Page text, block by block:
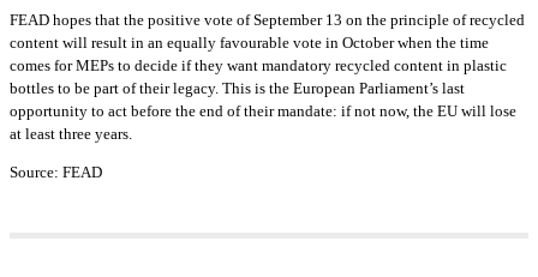
FEAD hopes that the positive vote of September 13 on the principle of recycled
content will result in an equally favourable vote in October when the time
comes for MEPs to decide if they want mandatory recycled content in plastic
bottles to be part of their legacy. This is the European Parliament’s last
opportunity to act before the end of their mandate: if not now, the EU will lose
at least three years.
Source: FEAD